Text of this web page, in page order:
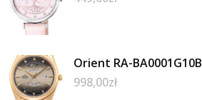
Orient RA-BA0001G10B
998,00zł